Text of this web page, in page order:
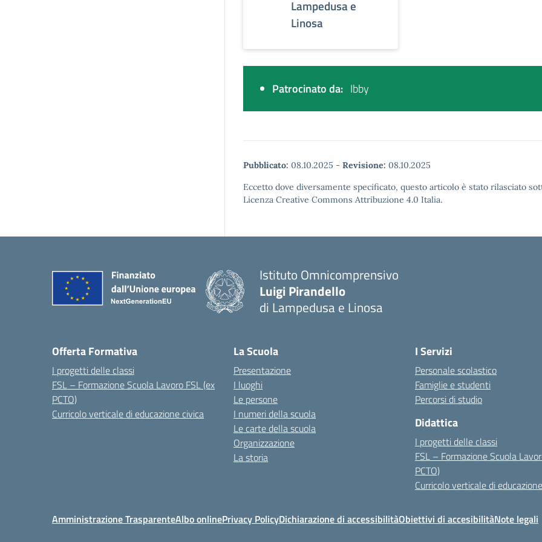
Lampedusa e
Linosa
Patrocinato da: Ibby
Pubblicato: 08.10.2025 - Revisione: 08.10.2025
Eccetto dove diversamente specificato, questo articolo è stato rilasciato
Licenza Creative Commons Attribuzione 4.0 Italia.
Istituto Omnicomprensivo
Luigi Pirandello
di Lampedusa e Linosa
Offerta Formativa
I progetti delle classi
FSL – Formazione Scuola Lavoro FSL (ex
PCTO)
Curricolo verticale di educazione civica
La Scuola
Presentazione
I luoghi
Le persone
I numeri della scuola
Le carte della scuola
Organizzazione
La storia
I Servizi
Personale scolastico
Famiglie e studenti
Percorsi di studio
Didattica
I progetti delle classi
FSL – Formazione Scuola
PCTO)
Curricolo verticale di
Amministrazione TrasparenteAlbo onlinePrivacy PolicyDichiarazione di accessibilitàObiettivi di accesibilitàNote legali